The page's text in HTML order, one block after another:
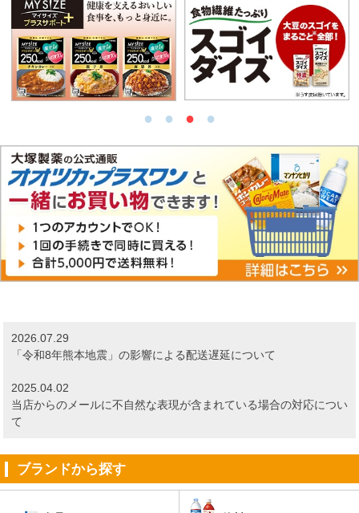
2026.07.29
「令和8年熊本地震」の影響による配送遅延について
2025.04.02
当店からのメールに不自然な表現が含まれている場合の対応につい
て
ブランドから探す